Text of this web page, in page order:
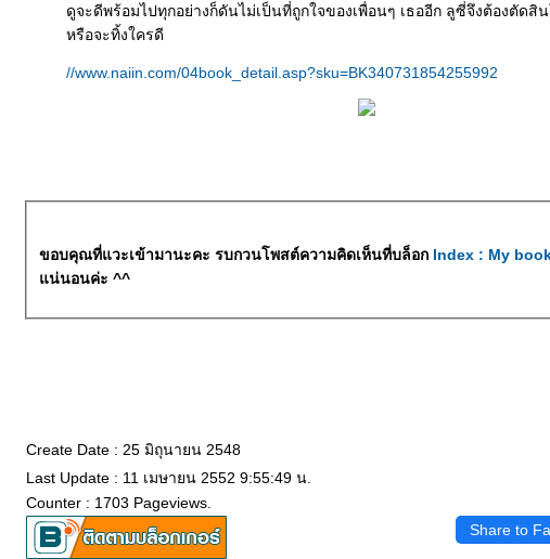
ดูจะดีพร้อมไปทุกอย่างก็ดันไม่เป็นที่ถูกใจของเพื่อนๆ เธออีก ลูซี่จึงต้องตัดสิ
หรือจะทิ้งใครดี
//www.naiin.com/04book_detail.asp?sku=BK340731854255992
ขอบคุณที่แวะเข้ามานะคะ รบกวนโพสต์ความคิดเห็นที่บล็อก Index : My
น่นอนค่ะ ^^
Create Date : 25 มิถุนายน 2548
Last Update : 11 เมษายน 2552 9:55:49 น.
Counter : 1703 Pageviews.
Share to